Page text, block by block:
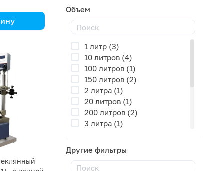
стеклянный реактор (0)
(0)
подъемно-поворотным
механизмом (0)
Стеклянный реактор с
подъемным механизмом и
фильтром (0)
Трехслойный стеклянный
реактор (0)
Объем
1 литр (3)
10 литров (4)
100 литров (1)
150 литров (2)
2 литра (1)
20 литров (1)
200 литров (2)
3 литра (1)
50 литров (1)
100 мл (0)
Другие фильтры